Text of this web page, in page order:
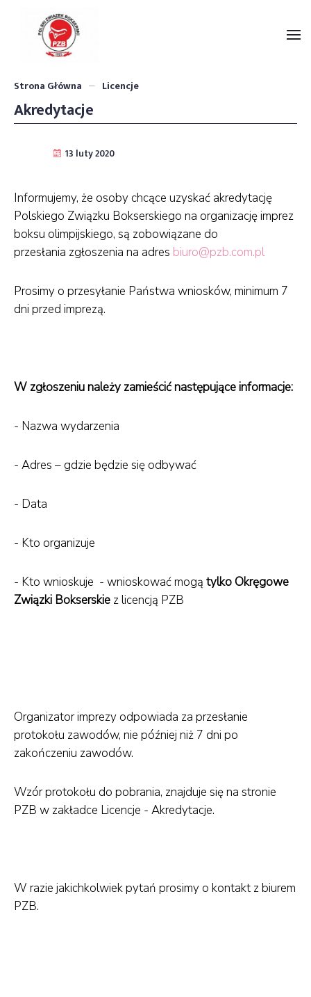
Strona Główna Licencje
Akredytacje
Informujemy, że osoby chcące uzyskać akredytację
Polskiego Związku Bokserskiego na organizację imprez
boksu olimpijskiego, są zobowiązane do
przesłania zgłoszenia na adres biuro@pzb.com.pl
Prosimy o przesyłanie Państwa wniosków, minimum 7
dni przed imprezą.
W zgłoszeniu należy zamieścić następujące informacje:
- Nazwa wydarzenia
- Adres – gdzie będzie się odbywać
- Data
- Kto organizuje
- Kto wnioskuje - wnioskować mogą tylko Okręgowe
Związki Bokserskie z licencją PZB
Organizator imprezy odpowiada za przesłanie
protokołu zawodów, nie później niż 7 dni po
zakończeniu zawodów.
Wzór protokołu do pobrania, znajduje się na stronie
PZB w zakładce Licencje - Akredytacje.
W razie jakichkolwiek pytań prosimy o kontakt z biurem
PZB.